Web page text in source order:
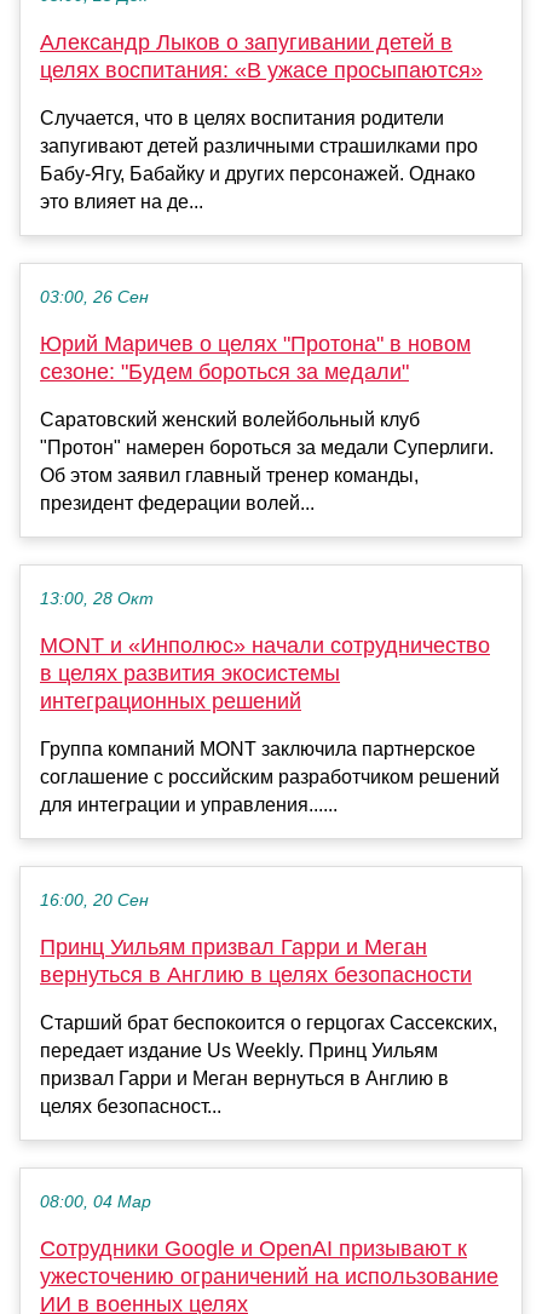
Александр Лыков о запугивании детей в
целях воспитания: «В ужасе просыпаются»
Случается, что в целях воспитания родители
запугивают детей различными страшилками про
Бабу-Ягу, Бабайку и других персонажей. Однако
это влияет на де...
03:00, 26 Сен
Юрий Маричев о целях "Протона" в новом
сезоне: "Будем бороться за медали"
Саратовский женский волейбольный клуб
"Протон" намерен бороться за медали Суперлиги.
Об этом заявил главный тренер команды,
президент федерации волей...
13:00, 28 Окт
MONT и «Инполюс» начали сотрудничество
в целях развития экосистемы
интеграционных решений
Группа компаний MONT заключила партнерское
соглашение с российским разработчиком решений
для интеграции и управления......
16:00, 20 Сен
Принц Уильям призвал Гарри и Меган
вернуться в Англию в целях безопасности
Старший брат беспокоится о герцогах Сассекских,
передает издание Us Weekly. Принц Уильям
призвал Гарри и Меган вернуться в Англию в
целях безопасност...
08:00, 04 Мар
Сотрудники Google и OpenAI призывают к
ужесточению ограничений на использование
ИИ в военных целях